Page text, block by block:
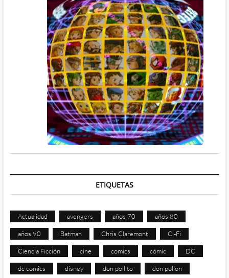
ETIQUETAS
Actualidad avengers años 70 años 80
años 90 Batman Chris Claremont Ci-Fi
Ciencia Ficción cine comics cómic DC
dc comics disney don pollito don pollon